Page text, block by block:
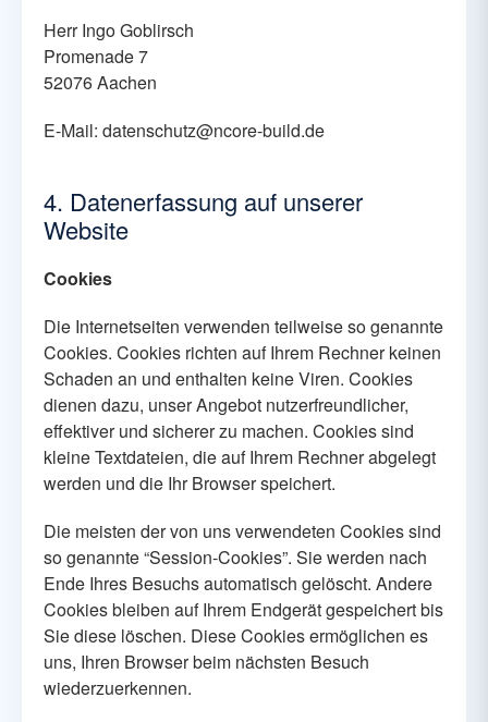
Herr Ingo Goblirsch
Promenade 7
52076 Aachen
E-Mail: datenschutz@ncore-build.de
4. Datenerfassung auf unserer
Website
Cookies
Die Internetseiten verwenden teilweise so genannte
Cookies. Cookies richten auf Ihrem Rechner keinen
Schaden an und enthalten keine Viren. Cookies
dienen dazu, unser Angebot nutzerfreundlicher,
effektiver und sicherer zu machen. Cookies sind
kleine Textdateien, die auf Ihrem Rechner abgelegt
werden und die Ihr Browser speichert.
Die meisten der von uns verwendeten Cookies sind
so genannte “Session-Cookies”. Sie werden nach
Ende Ihres Besuchs automatisch gelöscht. Andere
Cookies bleiben auf Ihrem Endgerät gespeichert bis
Sie diese löschen. Diese Cookies ermöglichen es
uns, Ihren Browser beim nächsten Besuch
wiederzuerkennen.